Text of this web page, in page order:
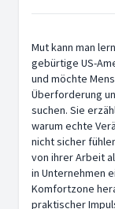
Mut kann man
gebürtige US-
und möchte
Überforderung
suchen. Sie
warum echte
nicht sicher
von ihrer Arbeit
in Unternehmen
Komfortzone
praktischer